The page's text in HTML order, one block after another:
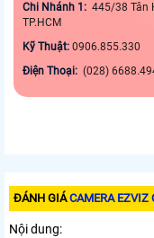
Chi Nhánh 1: 445/38 Tân
TP.HCM
Kỹ Thuật: 0906.855.330
Điện Thoại: (028)
ĐÁNH GIÁCAMERA EZVIZ
Nội dung: